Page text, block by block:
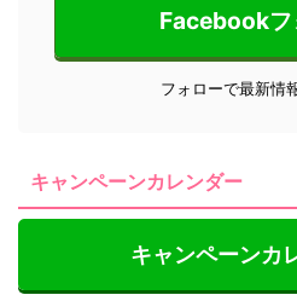
Facebookフ
フォローで最新情
キャンペーンカレンダー
キャンペーンカ